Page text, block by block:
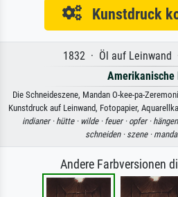
Kunstdruck
1832 · Öl auf Leinwand
Amerikanische
Die Schneideszene, Mandan O-kee-pa-
Kunstdruck auf Leinwand, Fotopapier,
indianer · hütte · wilde · feuer · opfer ·
schneiden · szene ·
Andere Farbversionen